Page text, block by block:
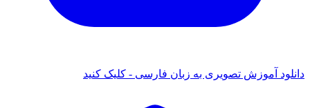
آموزش تصویری به زبان فارسی - کلیک کنید